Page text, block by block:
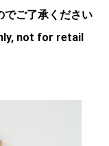
でご了承ください
not for retail